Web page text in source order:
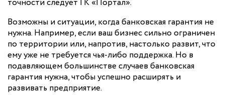
точности следует ГК «Портал».
Возможны и ситуации, когда банковская гарантия не
нужна. Например, если ваш бизнес сильно ограничен
по территории или, напротив, настолько развит, что
ему уже не требуется чья-либо поддержка. Но в
подавляющем большинстве случаев банковская
гарантия нужна, чтобы успешно расширять и
развивать предприятие.